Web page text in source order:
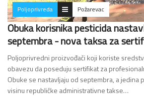
Poljoprivreda Požarevac
Obuka korisnika pesticida
septembra - nova taksa za
Poljoprivredni proizvođači koji koriste
obavezu da poseduju sertifikat za
Obuke se nastavljaju od septembra, a jedina
visinu republičke administrativne takse…